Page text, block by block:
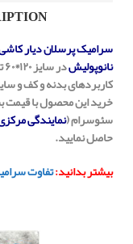
سرامیک پرسلان دیار
نانوپولیش
کاربردهای بدنه و کف و
خرید این محصول با قیمت
سئوسرام (نمایندگی
حاصل نمایید.
بیشتر بدانید:تفاوت